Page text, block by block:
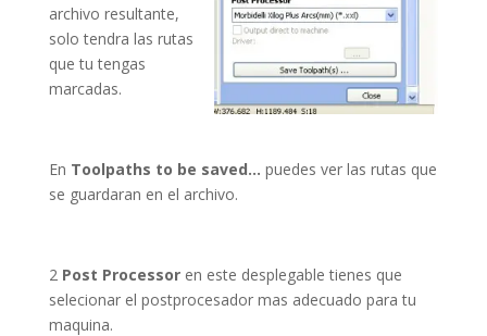
archivo resultante,
solo tendra las rutas
que tu tengas
marcadas.
En Toolpaths to be saved… puedes ver las rutas que
se guardaran en el archivo.
2 Post Processoren este desplegable tienes que
selecionar el postprocesador mas adecuado para tu
maquina.